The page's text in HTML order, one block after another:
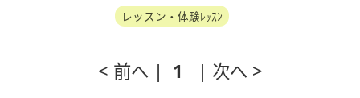
レッスン・体験ﾚｯｽﾝ
< 前へ | 1 | 次へ >